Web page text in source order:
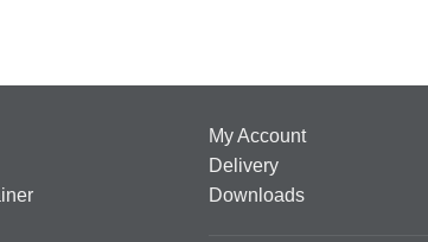
My Account
Delivery
Downloads